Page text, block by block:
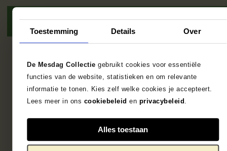
Toestemming Details Over
De Mesdag Collectie gebruikt cookies voor essentiële
functies van de website, statistieken en om relevante
informatie te tonen. Kies zelf welke cookies je accepteert.
Lees meer in ons cookiebeleid en privacybeleid .
Alles toestaan